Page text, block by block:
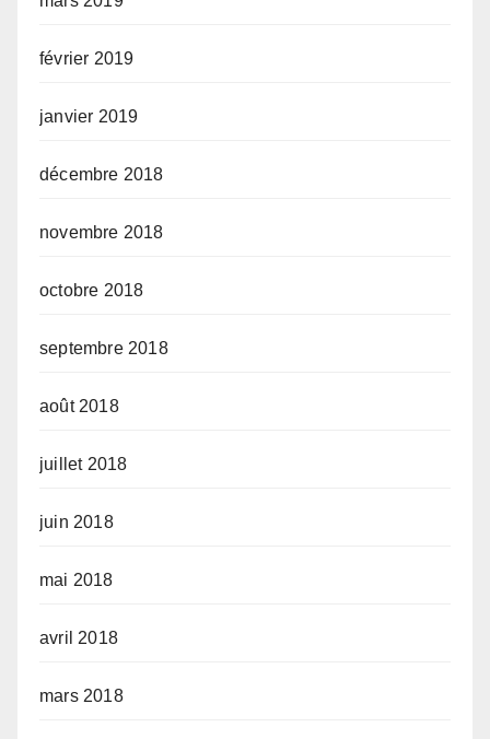
février 2019
janvier 2019
décembre 2018
novembre 2018
octobre 2018
septembre 2018
août 2018
juillet 2018
juin 2018
mai 2018
avril 2018
mars 2018